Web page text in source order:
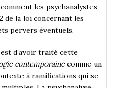
les psychanalystes
de la loi concernant les
pervers éventuels.
d’avoir traité cette
contemporaine comme un
à ramifications qui se